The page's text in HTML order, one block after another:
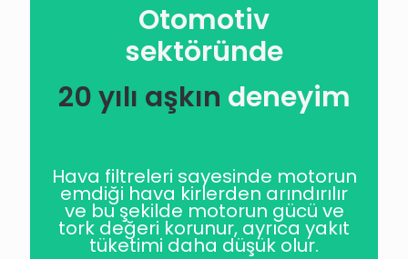
Otomotiv
sektöründe
20 yılı aşkın deneyim
Hava filtreleri sayesinde motorun
emdiği hava kirlerden arındırılır
ve bu şekilde motorun gücü ve
tork değeri korunur, ayrıca yakıt
tüketimi daha düşük olur.